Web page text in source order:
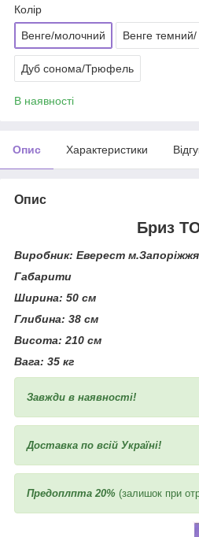
Колір
Венге/молочний Венге
Дуб сонома/Трюфель
В наявності
Опис Характеристики
Опис
Бриз
Виробник: Еверест м.Запоріжжя
Габарити
Ширина: 50 см
Глибина: 38 см
Висота:210 см
Вага: 35 кг
Завжди в наявності!
Доставка по всій Україні!
Предоплпта 20% (залишок при